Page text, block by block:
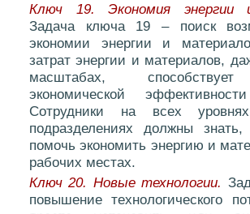
Ключ 19. Экономия энергии
Задача ключа 19 – поиск
экономии энергии и
затрат энергии и материалов,
масштабах,
экономической
Сотрудники на всех
подразделениях должны
помочь экономить энергию и
рабочих местах.
Ключ 20. Новые технологии.
повышение технологического